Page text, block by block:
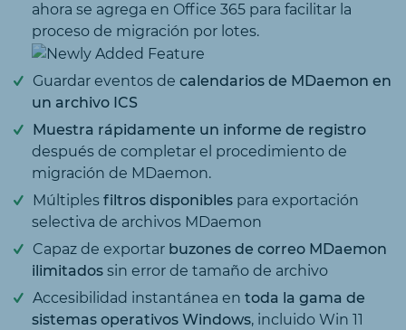
ahora se agrega en Office 365 para facilitar la
proceso de migración por lotes.
Guardar eventos de calendarios de MDaemon en
un archivo ICS
Muestra rápidamente un informe de registro
después de completar el procedimiento de
migración de MDaemon.
Múltiples filtros disponibles para exportación
selectiva de archivos MDaemon
Capaz de exportar buzones de correo MDaemon
ilimitados sin error de tamaño de archivo
Accesibilidad instantánea en toda la gama de
sistemas operativos Windows, incluido Win 11